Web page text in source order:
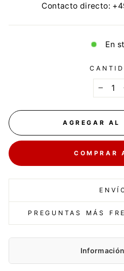
Contacto directo:
En
AGREGAR AL
COMPRAR
PREGUNTAS MÁS
Información